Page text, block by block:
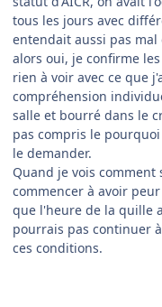
tous les jours avec
entendait aussi pas
alors oui, je confirme
rien à voir avec ce que
compréhension
salle et bourré dans le
pas compris le
le demander.
Quand je vois
commencer à avoir
que l'heure de la quille
pourrais pas continuer
ces conditions.